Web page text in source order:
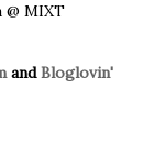
@ MIXT
andBloglovin'